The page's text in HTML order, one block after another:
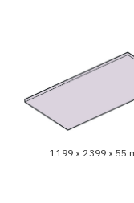
1 199 x 2 399 x 55